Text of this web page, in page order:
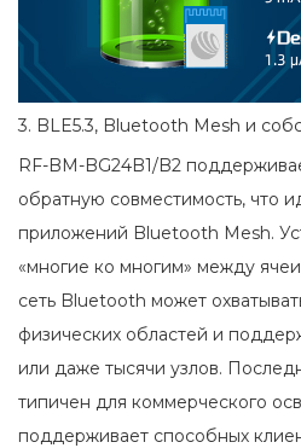
3. BLE5.3, Bluetooth Mesh и
RF-BM-BG24B1/B2
обратную совместимость, что
приложений Bluetooth Mesh.
«многие ко многим» между
сеть Bluetooth может
физических областей и
или даже тысячи узлов.
типичен для коммерческого
поддерживает способных